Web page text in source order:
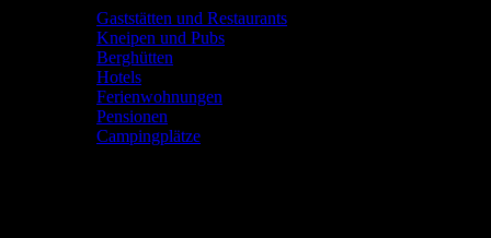
Gaststätten und Restaurants
Kneipen und Pubs
Berghütten
Hotels
Ferienwohnungen
Pensionen
Campingplätze